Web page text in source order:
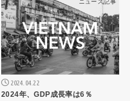
ニュース記事
2024.04.22
2024年、GDP成長率は6％